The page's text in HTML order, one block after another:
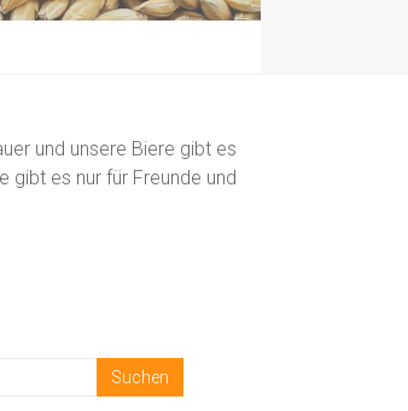
und unsere Biere gibt es
gibt es nur für Freunde und